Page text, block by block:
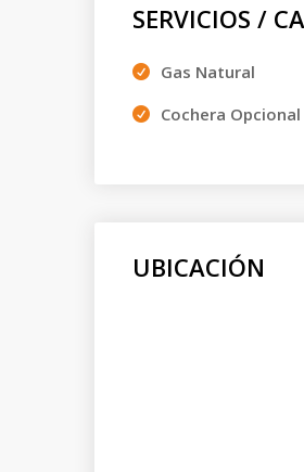
SERVICIOS /
Gas Natural
Cochera Opcional
UBICACIÓN